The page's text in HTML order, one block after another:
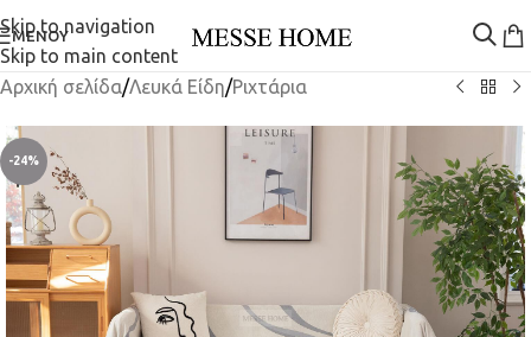
Skip to navigation
Skip to main content
ΜΕΝΟΎ
Αρχική σελίδα/Λευκά Είδη/Ριχτάρια
-24%